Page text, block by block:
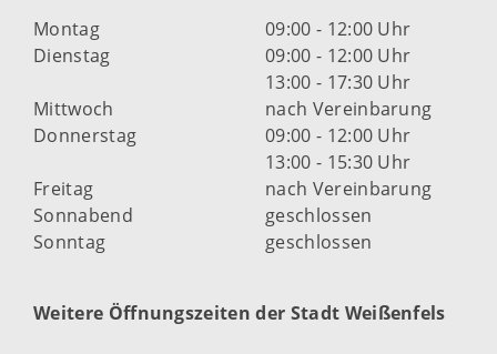
Montag
09:00 - 12:00 Uhr
Dienstag
09:00 - 12:00 Uhr
13:00 - 17:30 Uhr
Mittwoch
nach Vereinbarung
Donnerstag
09:00 - 12:00 Uhr
13:00 - 15:30 Uhr
Freitag
nach Vereinbarung
Sonnabend
geschlossen
Sonntag
geschlossen
Weitere Öffnungszeiten der Stadt Weißenfels